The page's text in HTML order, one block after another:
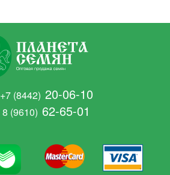
+7 (8442) 20-06-10
8 (9610) 62-65-01